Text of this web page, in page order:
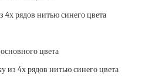
рядов нитью синего цвета
цвета
из 4х рядов нитью синего цвета